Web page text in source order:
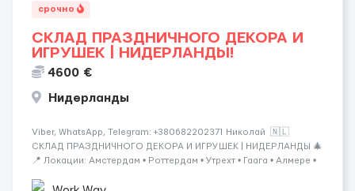
срочно
СКЛАД ПРАЗДНИЧНОГО ДЕКОРА И
ИГРУШЕК | НИДЕРЛАНДЫ!
4600 €
Нидерланды
Viber, WhatsApp, Telegram: +380682202371 Николай 🇳🇱
СКЛАД ПРАЗДНИЧНОГО ДЕКОРА И ИГРУШЕК | НИДЕРЛАНДЫ 🎄
📍 Локации: Амстердам • Роттердам • Утрехт • Гаага • Алмере •
занимающийся хранением и отправкой праз...